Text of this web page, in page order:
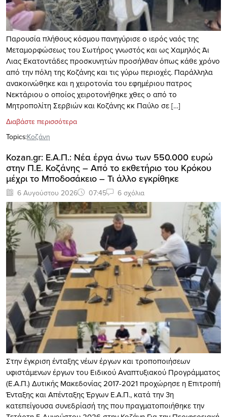
Παρουσία πλήθους κόσμου πανηγύρισε ο ιερός ναός της
Μεταμορφώσεως του Σωτήρος γνωστός και ως Χαμηλός Άι
Λιας Εκατοντάδες προσκυνητών προσήλθαν όπως κάθε χρόνο
από την πόλη της Κοζάνης και τις γύρω περιοχές. Παράλληλα
ανακοινώθηκε και η χειροτονία του εφημέριου πατρος
Νεκτάριου ο οποίος χειροτονήθηκε χθες ο από το
Μητροπολίτη Σερβιών και Κοζάνης κκ Παύλο σε […]
Διαβάστε περισσότερα
Topics:Κοζάνη
Kozan.gr: Ε.Α.Π.: Νέα έργα άνω των 550.000 ευρώ
στην Π.Ε. Κοζάνης – Από το εκθετήριο του Κρόκου
μέχρι το Μποδοσάκειο – Τι άλλο εγκρίθηκε
6 Αυγούστου 2026 07:45 6 σχόλια
Στην έγκριση ένταξης νέων έργων και τροποποιήσεων
υφιστάμενων έργων του Ειδικού Αναπτυξιακού Προγράμματος
(Ε.Α.Π.) Δυτικής Μακεδονίας 2017-2021 προχώρησε η Επιτροπή
Ένταξης και Απένταξης Έργων Ε.Α.Π., κατά την 3η
κατεπείγουσα συνεδρίασή της που πραγματοποιήθηκε την